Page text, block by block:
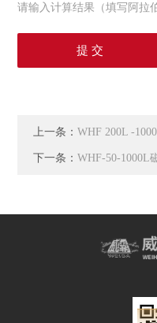
请输入计算结果（填写阿拉
上一条：WHF 200L -
下一条：WHF-50-1000L